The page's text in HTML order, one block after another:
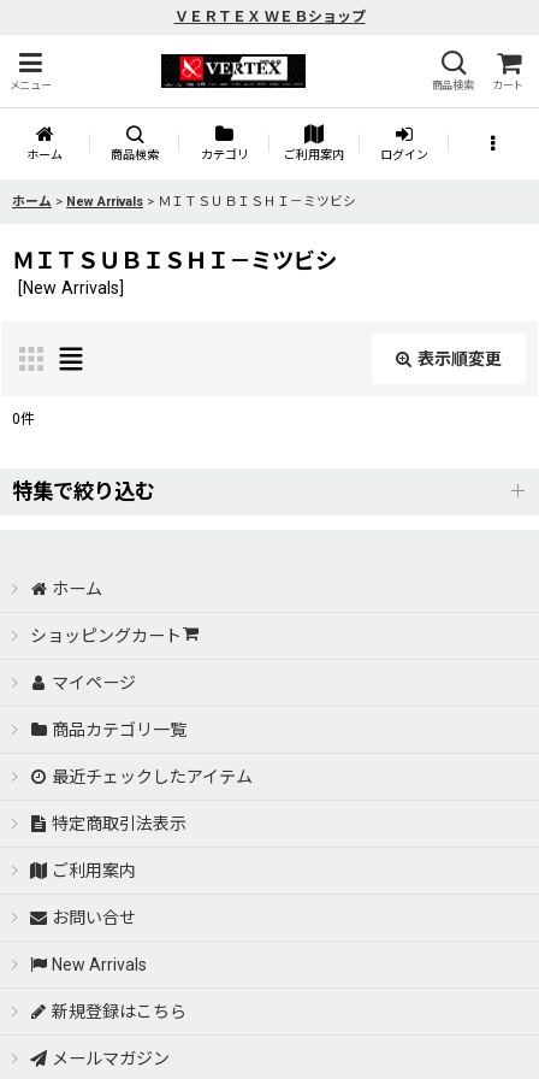
ＶＥＲＴＥＸ ＷＥＢショップ
メニュー 商品検索 カート
ホーム 商品検索 カテゴリ ご利用案内 ログイン
ホーム > New Arrivals > ＭＩＴＳＵＢＩＳＨＩ－ミツビシ
ＭＩＴＳＵＢＩＳＨＩ－ミツビシ
[New Arrivals]
表示順変更
0件
特集で絞り込む
ＬＥＸＵＳ－レクサス
ＮＩＳＳＡＮ－ニッサン
ＭＡＺＤＡ－マツダ
ＭＩＴＳＵＢＩＳＨＩ－ミツビシ
Ｍｅｒｃｅｄｅｓ Ｂｅｎｚ－メルセデスベンツ
ＦＥＲＲＡＲＩ－フェラーリ
ホーム
ショッピングカート
マイページ
商品カテゴリ一覧
最近チェックしたアイテム
特定商取引法表示
ご利用案内
お問い合せ
New Arrivals
新規登録はこちら
メールマガジン